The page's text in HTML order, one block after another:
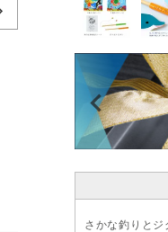
さかな釣りと